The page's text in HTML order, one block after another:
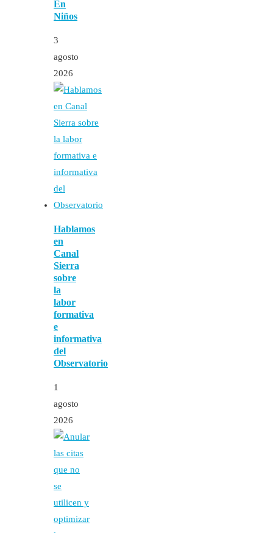
En
Niños
3
agosto
2026
Hablamos
en
Canal
Sierra
sobre
la
labor
formativa
e
informativa
del
Observatorio
1
agosto
2026